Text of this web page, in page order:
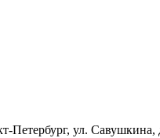
Петербург, ул. Савушкина,